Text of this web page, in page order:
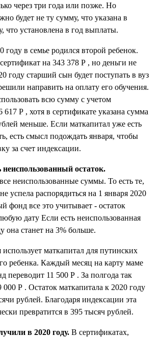
через три года или позже. Но
будет не ту сумму, что указана в
что установлена в год выплаты.
году в семье родился второй ребенок.
на 343 378 Р , но деньги не
году старший сын будет поступать в вуз
направить на оплату его обучения.
всю сумму с учетом
Р , хотя в сертификате указана сумма
меньше. Если маткапитал уже есть
есть смысл подождать января, чтобы
за счет индексации.
неиспользованный остаток.
неиспользованные суммы. То есть те,
успела распорядиться на 1 января 2020
фонд все это учитывает - остаток
дату Если есть неиспользованная
она станет на 3% больше.
маткапитал для путинских
ребенка. Каждый месяц на карту маме
переводит 11 500 Р . За полгода так
000 Р . Остаток маткапитала к 2020 году
рублей. Благодаря индексации эта
превратится в 395 тысяч рублей.
в 2020 году. В сертификатах,